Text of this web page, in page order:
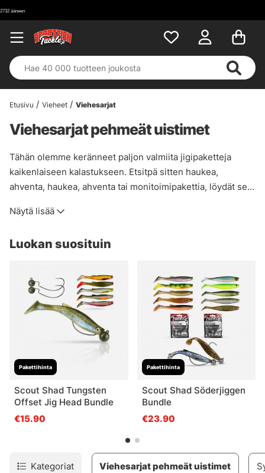
Etusivu Vieheet Viehesarjat
Viehesarjat pehmeät uistimet
Tähän olemme keränneet paljon valmiita jigipaketteja
kaikenlaiseen kalastukseen. Etsitpä sitten haukea,
ahventa, haukea, ahventa tai monitoimipakettia, löydät sen
Näytä lisää
Luokan suosituin
Pakettihinta
Scout Shad Tungsten
Offset Jig Head Bundle
€15.90
Pakettihinta
Scout Shad Söderjiggen
Bundle
€23.90
Kategoriat Viehesarjat pehmeät uistimet